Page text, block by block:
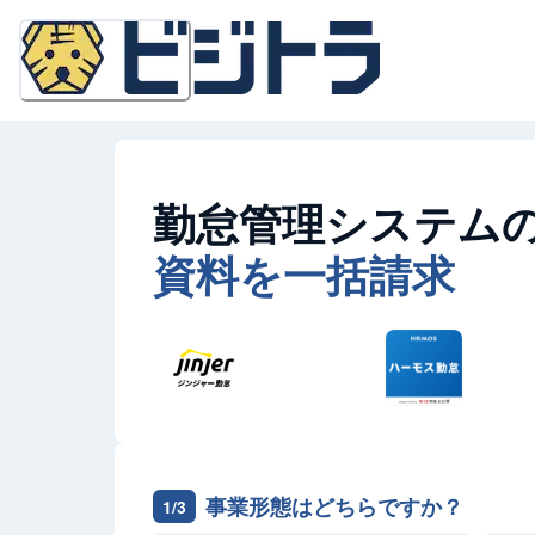
勤怠管理システム
資料を一括請求
1/3 事業形態はどちらですか？